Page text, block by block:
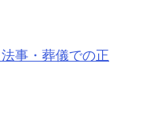
事・葬儀での正